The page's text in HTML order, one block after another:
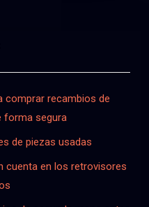
comprar recambios de
forma segura
de piezas usadas
cuenta en los retrovisores